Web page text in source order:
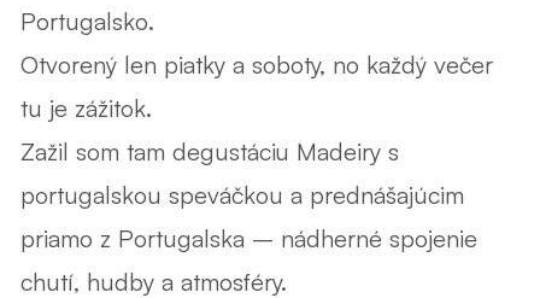
Portugalsko.
Otvorený len piatky a soboty, no každý večer
tu je zážitok.
Zažil som tam degustáciu Madeiry s
portugalskou speváčkou a prednášajúcim
priamo z Portugalska – nádherné spojenie
chutí, hudby a atmosféry.